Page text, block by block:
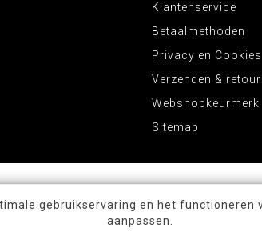
Klantenservice
Betaalmethoden
Privacy en Cookies
Verzenden &
Webshopkeurmerk
Sitemap
gebruikservaring en het
aanpassen.